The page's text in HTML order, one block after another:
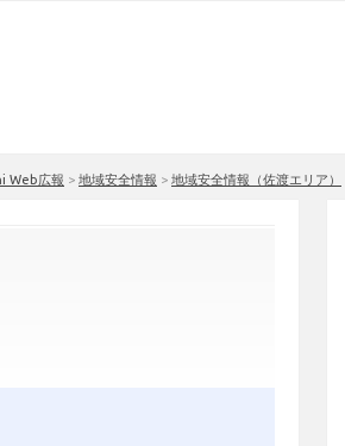
Web広報 > 地域安全情報 > 地域安全情報（佐渡エリア）